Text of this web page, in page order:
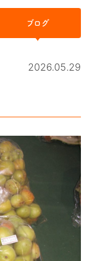
ブログ
2026.05.29